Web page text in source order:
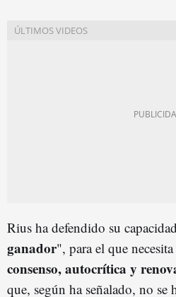
Rius ha defendido su
ganador", para el que
consenso, autocrítica y
que, según ha señalado, no se